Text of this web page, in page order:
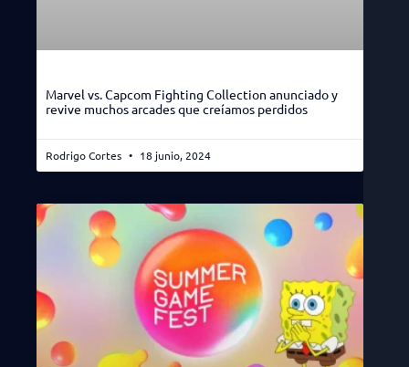
Marvel vs. Capcom Fighting Collection anunciado y
revive muchos arcades que creíamos perdidos
Rodrigo Cortes 18 junio, 2024